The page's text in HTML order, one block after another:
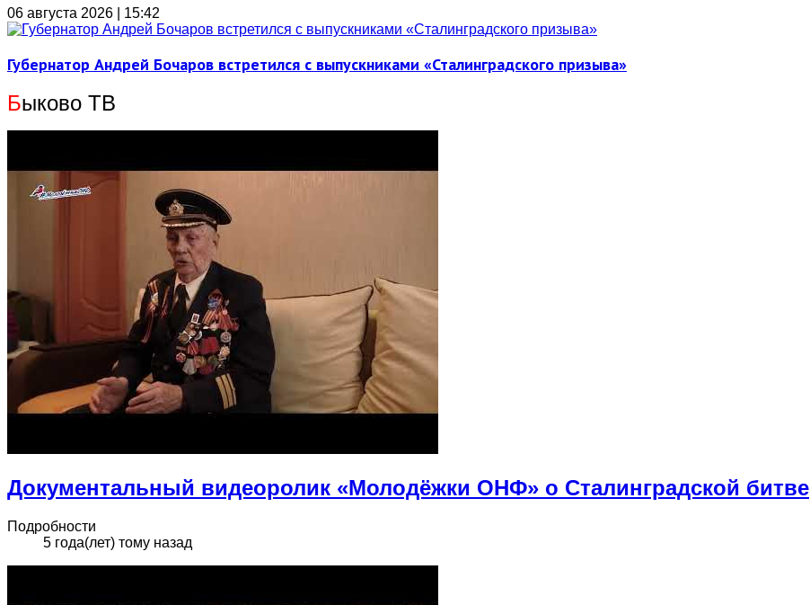
06 августа 2026 | 15:42
Губернатор Андрей Бочаров встретился с выпускниками «Сталинградского призыва»
Быково ТВ
Документальный видеоролик «Молодёжки ОНФ» о Сталинградской битве
Подробности
5 года(лет) тому назад